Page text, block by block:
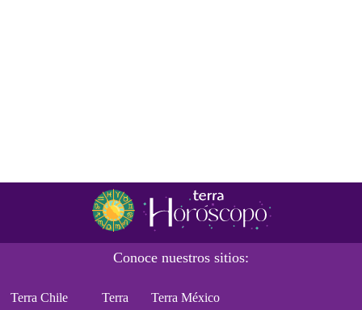
Conoce nuestros sitios:
Terra Chile Terra Terra México